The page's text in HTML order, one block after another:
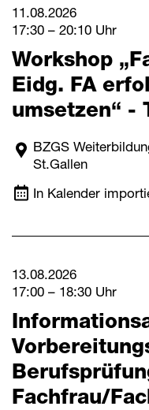
11.08.2026
17:30 – 20:10 Uhr
Workshop
Eidg. FA
umsetzen“ -
BZGS
St.Gallen
In Kalender
13.08.2026
17:00 – 18:30 Uhr
Fachfrau/
Downloads